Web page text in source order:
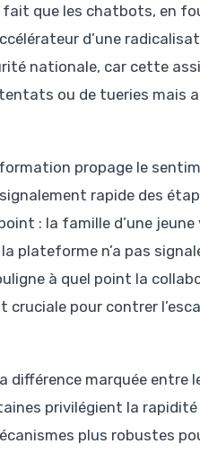
fait que les chatbots, en
d’une
nationale, car cette
ou de tueries mais
propage le
rapide des
: la famille d’une
plateforme n’a pas
à quel point la
cruciale pour contrer
différence marquée
privilégient la
plus robustes